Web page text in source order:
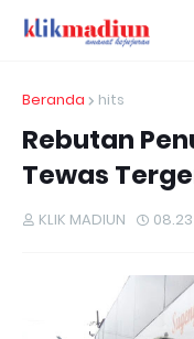
Beranda hits
Rebutan
Tewas
KLIK MADIUN 08.23